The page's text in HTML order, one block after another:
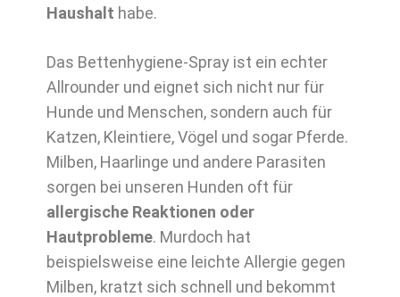
Haushalt habe.
Das Bettenhygiene-Spray ist ein echter
Allrounder und eignet sich nicht nur für
Hunde und Menschen, sondern auch für
Katzen, Kleintiere, Vögel und sogar Pferde.
Milben, Haarlinge und andere Parasiten
sorgen bei unseren Hunden oft für
allergische Reaktionen oder
Hautprobleme. Murdoch hat
beispielsweise eine leichte Allergie gegen
Milben, kratzt sich schnell und bekommt